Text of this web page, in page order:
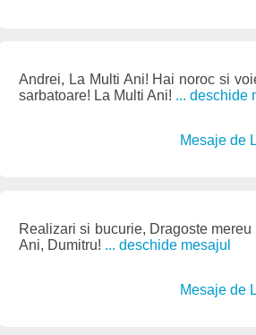
Andrei, La Multi Ani! Hai noroc si
sarbatoare! La Multi Ani! ... deschide
Mesaje de
Realizari si bucurie, Dragoste
Ani, Dumitru! ... deschide mesajul
Mesaje de